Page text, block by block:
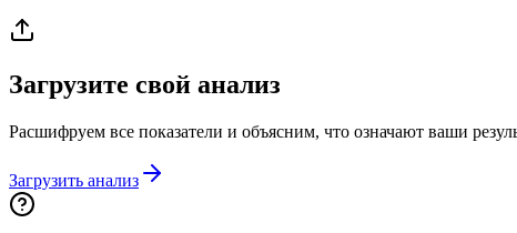
Загрузите свой анализ
Расшифруем все показатели и объясним, что означают ваши
Загрузить анализ